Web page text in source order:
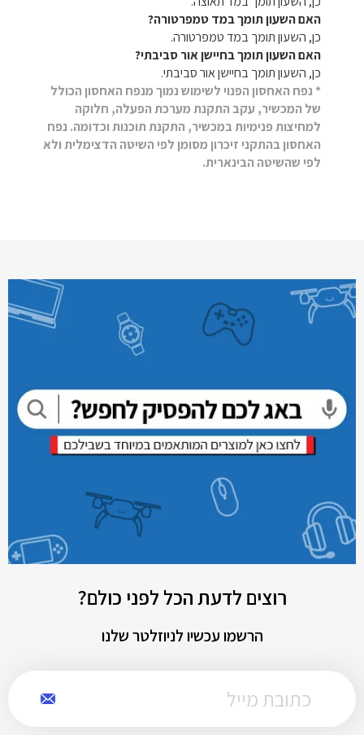
האם השעון תומך במד טמפרטורה?
כן, השעון תומך במד טמפרטורה.
האם השעון תומך בחיישן אור סביבתי?
כן, השעון תומך בחיישן אור סביבתי.
* נפח האחסון הפנוי לשימוש נמוך מנפח האחסון הכולל
של המכשיר, עקב התקנת מערכת הפעלה, חלוקה
למחיצות פנימיות במכשיר, התקנת תוכנות וכדומה. נפח
האחסון בהתקני זיכרון מסומן לפי השיטה הדצימלית ולא
לפי שהשיטה הבינארית.
רוצים לדעת הכל לפני כולם?
הרשמו עכשיו לניוזלטר שלנו